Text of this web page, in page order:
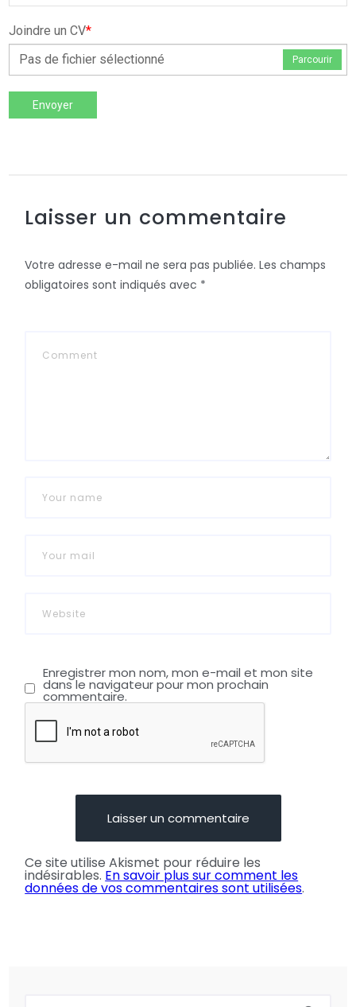
Joindre un CV*
Pas de fichier sélectionné
Parcourir
Envoyer
Laisser un commentaire
Votre adresse e-mail ne sera pas publiée. Les champs
obligatoires sont indiqués avec *
Enregistrer mon nom, mon e-mail et mon site
dans le navigateur pour mon prochain
commentaire.
Ce site utilise Akismet pour réduire les
indésirables. En savoir plus sur comment les
données de vos commentaires sont utilisées.